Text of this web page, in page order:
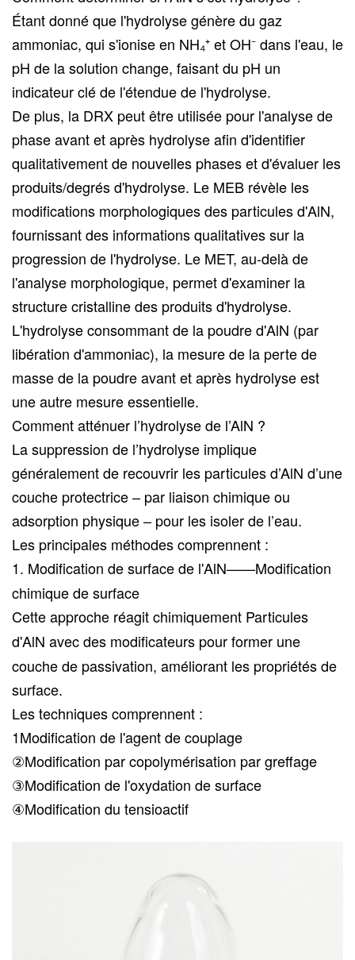
Étant donné que l'hydrolyse génère du gaz
ammoniac, qui s'ionise en NH₄⁺ et OH⁻ dans l'eau, le
pH de la solution change, faisant du pH un
indicateur clé de l'étendue de l'hydrolyse.
De plus, la DRX peut être utilisée pour l'analyse de
phase avant et après hydrolyse afin d'identifier
qualitativement de nouvelles phases et d'évaluer les
produits/degrés d'hydrolyse. Le MEB révèle les
modifications morphologiques des particules d'AlN,
fournissant des informations qualitatives sur la
progression de l'hydrolyse. Le MET, au-delà de
l'analyse morphologique, permet d'examiner la
structure cristalline des produits d'hydrolyse.
L'hydrolyse consommant de la poudre d'AlN (par
libération d'ammoniac), la mesure de la perte de
masse de la poudre avant et après hydrolyse est
une autre mesure essentielle.
Comment atténuer l’hydrolyse de l’AlN ?
La suppression de l’hydrolyse implique
généralement de recouvrir les particules d’AlN d’une
couche protectrice – par liaison chimique ou
adsorption physique – pour les isoler de l’eau.
Les principales méthodes comprennent :
1. Modification de surface de l'AlN——Modification
chimique de surface
Cette approche réagit chimiquement Particules
d'AlN avec des modificateurs pour former une
couche de passivation, améliorant les propriétés de
surface.
Les techniques comprennent :
1Modification de l'agent de couplage
②Modification par copolymérisation par greffage
③Modification de l'oxydation de surface
④Modification du tensioactif